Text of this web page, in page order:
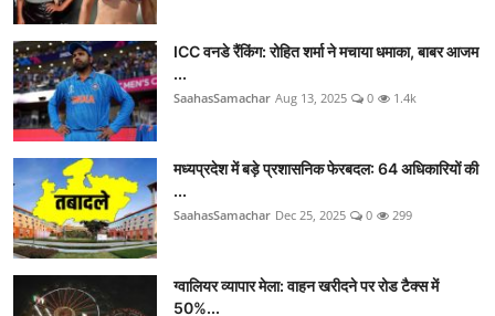
ICC वनडे रैंकिंग: रोहित शर्मा ने मचाया धमाका, बाबर आजम
...
SaahasSamachar Aug 13, 2025 0 1.4k
मध्यप्रदेश में बड़े प्रशासनिक फेरबदल: 64 अधिकारियों की
...
SaahasSamachar Dec 25, 2025 0 299
ग्वालियर व्यापार मेला: वाहन खरीदने पर रोड टैक्स में
50%...